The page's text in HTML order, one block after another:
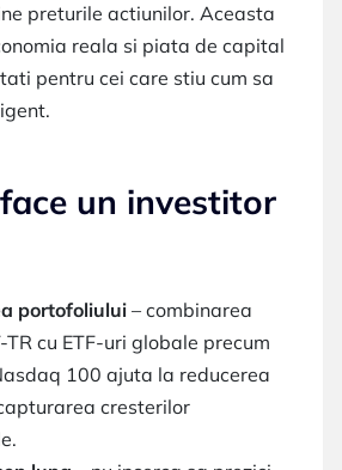
preturile actiunilor. Aceasta
reala si piata de capital
pentru cei care stiu cum sa
un investitor
portofoliului– combinarea
TR cu ETF-uri globale precum
100 ajuta la reducerea
cresterilor